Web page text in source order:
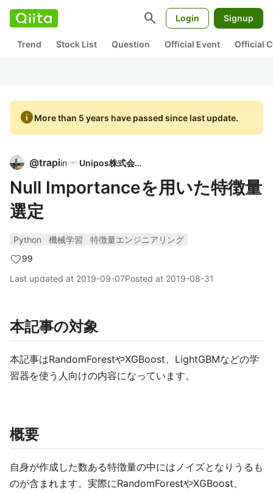
search Login Signup
Trend Stock List Question Official Event Official
infoMore than 5 years have passed since last update.
@trapiin Unipos株式会社
Null Importanceを用いた特徴量
選定
Python 機械学習
特徴量エンジニアリング
99
Last updated at 2019-09-07Posted at 2019-08-31
本記事の対象
本記事はRandomForestやXGBoost、LightGBMなどの学
習器を使う人向けの内容になっています。
概要
自身が作成した数ある特徴量の中にはノイズとなりうるも
のが含まれます。実際にRandomForestやXGBoost、